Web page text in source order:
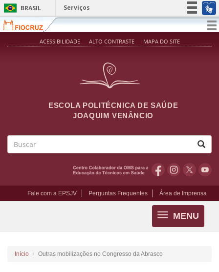
Pular para o conteúdo principal
BRASIL
Serviços
Simplifique!
Participe
ACESSIBILIDADE ALTO CONTRASTE MAPA DO SITE
ESCOLA POLITÉCNICA DE SAÚDE
JOAQUIM VENÂNCIO
Fale com a EPSJV Perguntas Frequentes Área de Imprensa
MENU
Toggle
navigation
Início Outras mobilizações no Congresso da Abrasco